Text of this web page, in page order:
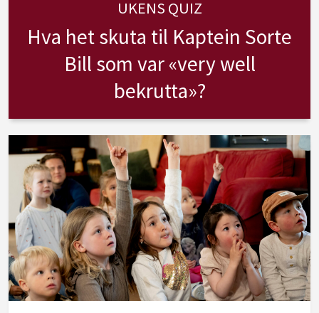
UKENS QUIZ
Hva het skuta til Kaptein Sorte
Bill som var «very well
bekrutta»?